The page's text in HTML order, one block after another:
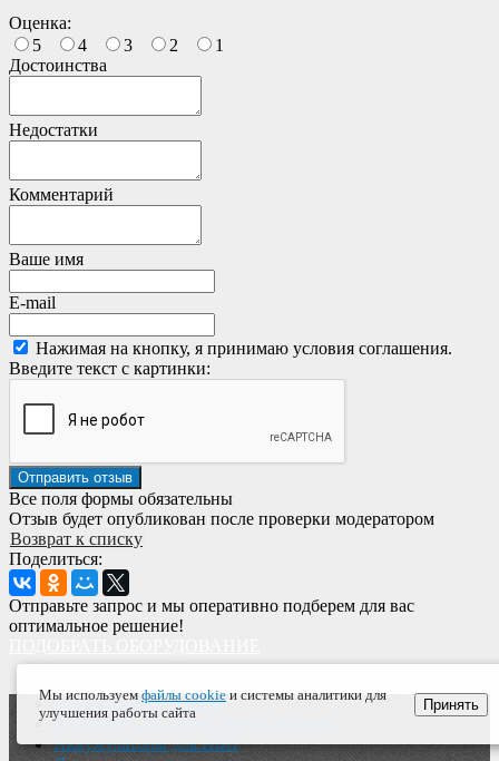
Оценка:
5
4 3 2
1
Достоинства
Недостатки
Комментарий
Ваше имя
E-mail
Нажимая на кнопку, я принимаю условия соглашения.
Введите текст с картинки:
Все поля формы обязательны
Отзыв будет опубликован после проверки модератором
Возврат к списку
Поделиться:
Отправьте запрос и мы оперативно подберем для вас
оптимальное решение!
Каталог оборудования
Источники бесперебойного питания
Аккумуляторы для ИБП
Мы используем файлы cookie и системы аналитики для
улучшения работы сайта
Принять